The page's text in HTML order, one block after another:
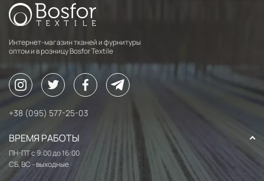
Интернет-магазин тканей и фурнитуры
оптом и в розницу Bosfor Textile
+38 (095) 577-25-03
ВРЕМЯ РАБОТЫ
ПН-ПТ с 9:00 до 16:00
СБ, ВС - выходные